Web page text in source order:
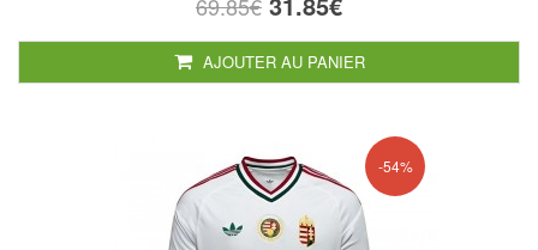
AJOUTER AU PANIER
-54%